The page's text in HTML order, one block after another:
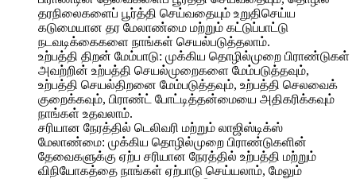
தரநிலைகளைப் பூர்த்தி செய்வதையும் உறுதிசெய்ய
கடுமையான தர மேலாண்மை மற்றும் கட்டுப்பாட்டு
நடவடிக்கைகளை நாங்கள் செயல்படுத்தலாம்.
உற்பத்தி திறன் மேம்பாடு: முக்கிய தொழில்முறை பிராண்டுகள்
அவற்றின் உற்பத்தி செயல்முறைகளை மேம்படுத்தவும்,
உற்பத்தி செயல்திறனை மேம்படுத்தவும், உற்பத்தி செலவைக்
குறைக்கவும், பிராண்ட் போட்டித்தன்மையை அதிகரிக்கவும்
நாங்கள் உதவலாம்.
சரியான நேரத்தில் டெலிவரி மற்றும் லாஜிஸ்டிக்ஸ்
மேலாண்மை: முக்கிய தொழில்முறை பிராண்டுகளின்
தேவைகளுக்கு ஏற்ப சரியான நேரத்தில் உற்பத்தி மற்றும்
விநியோகத்தை நாங்கள் ஏற்பாடு செய்யலாம், மேலும்